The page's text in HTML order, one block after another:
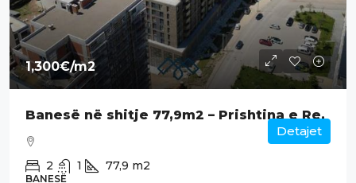
1,300€/m2
Banesë në shitje 77,9m2 – Prishtina e Re.
2 1 77,9 m2
BANESË
Detajet